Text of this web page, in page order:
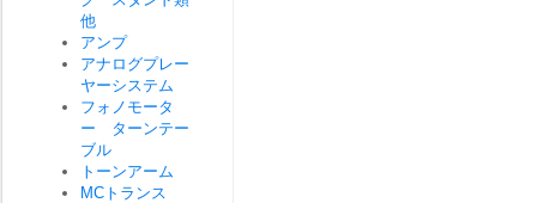
他
アンプ
アナログプレー
ヤーシステム
フォノモータ
ー ターンテー
ブル
トーンアーム
MCトランス